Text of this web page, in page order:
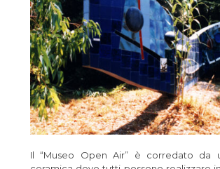
Il “Museo Open Air” è corredato da